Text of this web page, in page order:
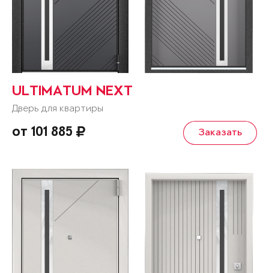
ULTIMATUM NEXT
Дверь для квартиры
от 101 885 Заказать